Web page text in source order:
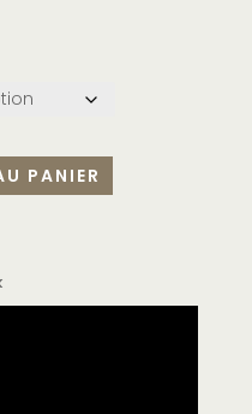
PANIER